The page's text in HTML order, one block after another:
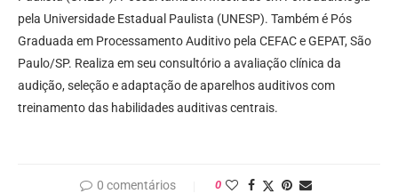
pela Universidade Estadual Paulista (UNESP). Também é Pós
Graduada em Processamento Auditivo pela CEFAC e GEPAT, São
Paulo/SP. Realiza em seu consultório a avaliação clínica da
audição, seleção e adaptação de aparelhos auditivos com
treinamento das habilidades auditivas centrais.
0 comentários 0